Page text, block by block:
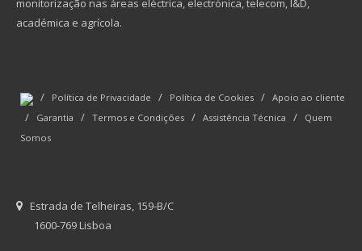
monitorização nas áreas eléctrica, electrónica, telecom, I&D,
académica e agrícola.
/ Política de Privacidade / Política de Cookies / Apoio ao cliente
/ Garantia / Termos e Condições / Assistência Técnica /
Quem
Somos
Estrada de Telheiras, 159-B/C
1600-769 Lisboa